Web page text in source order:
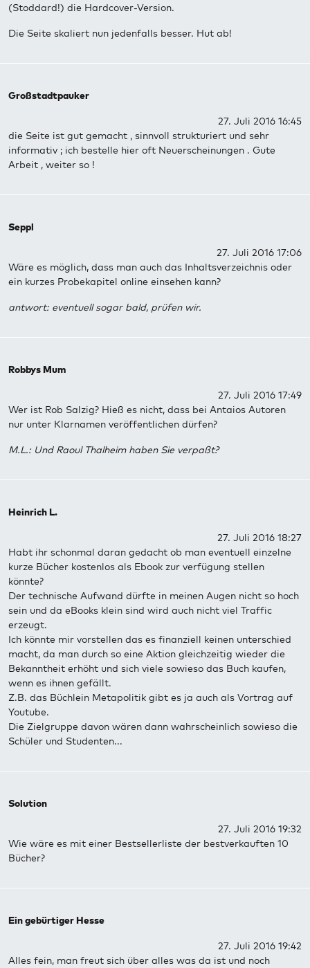
(Stoddard!) die Hardcover-Version.
Die Seite skaliert nun jedenfalls besser. Hut ab!
Großstadtpauker
27. Juli 2016 16:45
die Seite ist gut gemacht , sinnvoll strukturiert und sehr
informativ ; ich bestelle hier oft Neuerscheinungen . Gute
Arbeit , weiter so !
Seppl
27. Juli 2016 17:06
Wäre es möglich, dass man auch das Inhaltsverzeichnis oder
ein kurzes Probekapitel online einsehen kann?
antwort: eventuell sogar bald, prüfen wir.
Robbys Mum
27. Juli 2016 17:49
Wer ist Rob Salzig? Hieß es nicht, dass bei Antaios Autoren
nur unter Klarnamen veröffentlichen dürfen?
M.L.: Und Raoul Thalheim haben Sie verpaßt?
Heinrich L.
27. Juli 2016 18:27
Habt ihr schonmal daran gedacht ob man eventuell einzelne
kurze Bücher kostenlos als Ebook zur verfügung stellen
könnte?
Der technische Aufwand dürfte in meinen Augen nicht so hoch
sein und da eBooks klein sind wird auch nicht viel Traffic
erzeugt.
Ich könnte mir vorstellen das es finanziell keinen unterschied
macht, da man durch so eine Aktion gleichzeitig wieder die
Bekanntheit erhöht und sich viele sowieso das Buch kaufen,
wenn es ihnen gefällt.
Z.B. das Büchlein Metapolitik gibt es ja auch als Vortrag auf
Youtube.
Die Zielgruppe davon wären dann wahrscheinlich sowieso die
Schüler und Studenten...
Solution
27. Juli 2016 19:32
Wie wäre es mit einer Bestsellerliste der bestverkauften 10
Bücher?
Ein gebürtiger Hesse
27. Juli 2016 19:42
Alles fein, man freut sich über alles was da ist und noch